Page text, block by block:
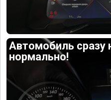
Автомобиль сразу
нормально!